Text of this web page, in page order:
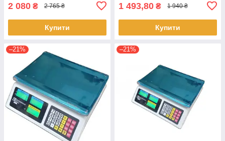
2 080 ₴ 2 765 ₴
Купити
1 493,80 ₴ 1 940 ₴
Купити
–21% –21%